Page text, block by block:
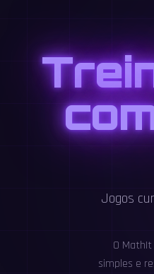
Jogos
O
simples e